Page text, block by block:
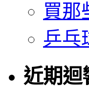
買那
乒乓
近期迴